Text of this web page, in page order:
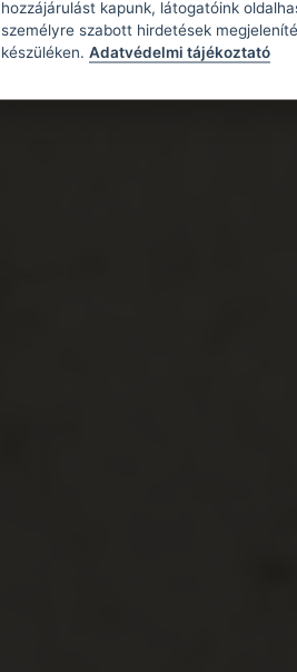
hozzájárulást kapunk, látogatóink
személyre szabott hirdetések
készüléken. Adatvédelmi tájékoztató